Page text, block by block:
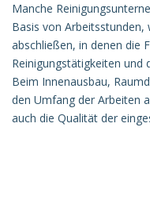
Manche
Basis von Arbeitsstunden,
abschließen, in denen die
Reinigungstätigkeiten und
Beim Innenausbau,
den Umfang der Arbeiten
auch die Qualität der